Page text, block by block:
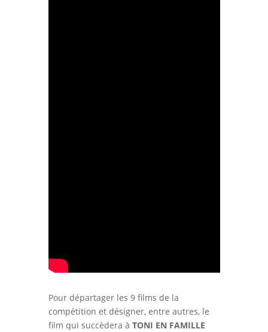
Pour départager les 9 films de la
compétition et désigner, entre autres, le
film qui succèdera à TONI EN FAMILLE